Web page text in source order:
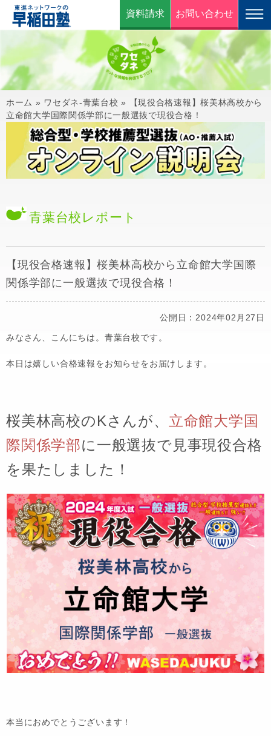
資料請求 お問い合わせ
ホーム » ワセダネ-青葉台校 »
【現役合格速報】桜美林高校から
立命館大学国際関係学部に一般選抜で現役合格！
青葉台校 レポート
【現役合格速報】桜美林高校から立命館大学国際
関係学部に一般選抜で現役合格！
公開日：2024年02月27日
みなさん、こんにちは。青葉台校です。
本日は嬉しい合格速報をお知らせをお届けします。
桜美林高校のKさんが、 立命館大学国
際関係学部に 一般選抜で見事現役合格
を果たしました！
本当におめでとうございます！